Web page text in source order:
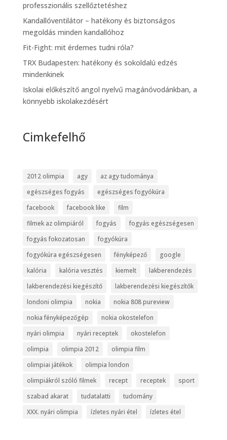
professzionális szellőztetéshez
Kandallóventilátor – hatékony és biztonságos
megoldás minden kandallóhoz
Fit-Fight: mit érdemes tudni róla?
TRX Budapesten: hatékony és sokoldalú edzés
mindenkinek
Iskolai előkészítő angol nyelvű magánóvodánkban, a
könnyebb iskolakezdésért
Cimkefelhő
2012 olimpia agy
az agy tudománya
egészséges fogyás
egészséges fogyókúra
facebook
facebook like
film
filmek az olimpiáról
fogyás
fogyás egészségesen
fogyás fokozatosan
fogyókúra
fogyókúra egészségesen
fényképező
google
kalória
kalória vesztés kiemelt
lakberendezés
lakberendezési kiegészítő
lakberendezési kiegészítők
londoni olimpia
nokia
nokia 808 pureview
nokia fényképezőgép
nokia okostelefon
nyári olimpia
nyári receptek
okostelefon
olimpia
olimpia 2012
olimpia film
olimpiai játékok
olimpia london
olimpiákról szóló filmek
recept receptek
sport
szabad akarat
tudatalatti
tudomány
XXX. nyári olimpia
ízletes nyári étel ízletes étel